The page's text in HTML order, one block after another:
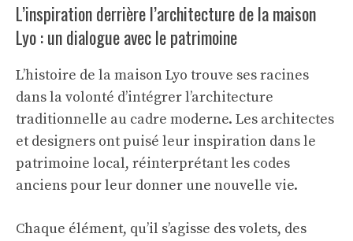
L’inspiration derrière l’architecture de la maison
Lyo : un dialogue avec le patrimoine
L’histoire de la maison Lyo trouve ses racines
dans la volonté d’intégrer l’architecture
traditionnelle au cadre moderne. Les architectes
et designers ont puisé leur inspiration dans le
patrimoine local, réinterprétant les codes
anciens pour leur donner une nouvelle vie.
Chaque élément, qu’il s’agisse des volets, des